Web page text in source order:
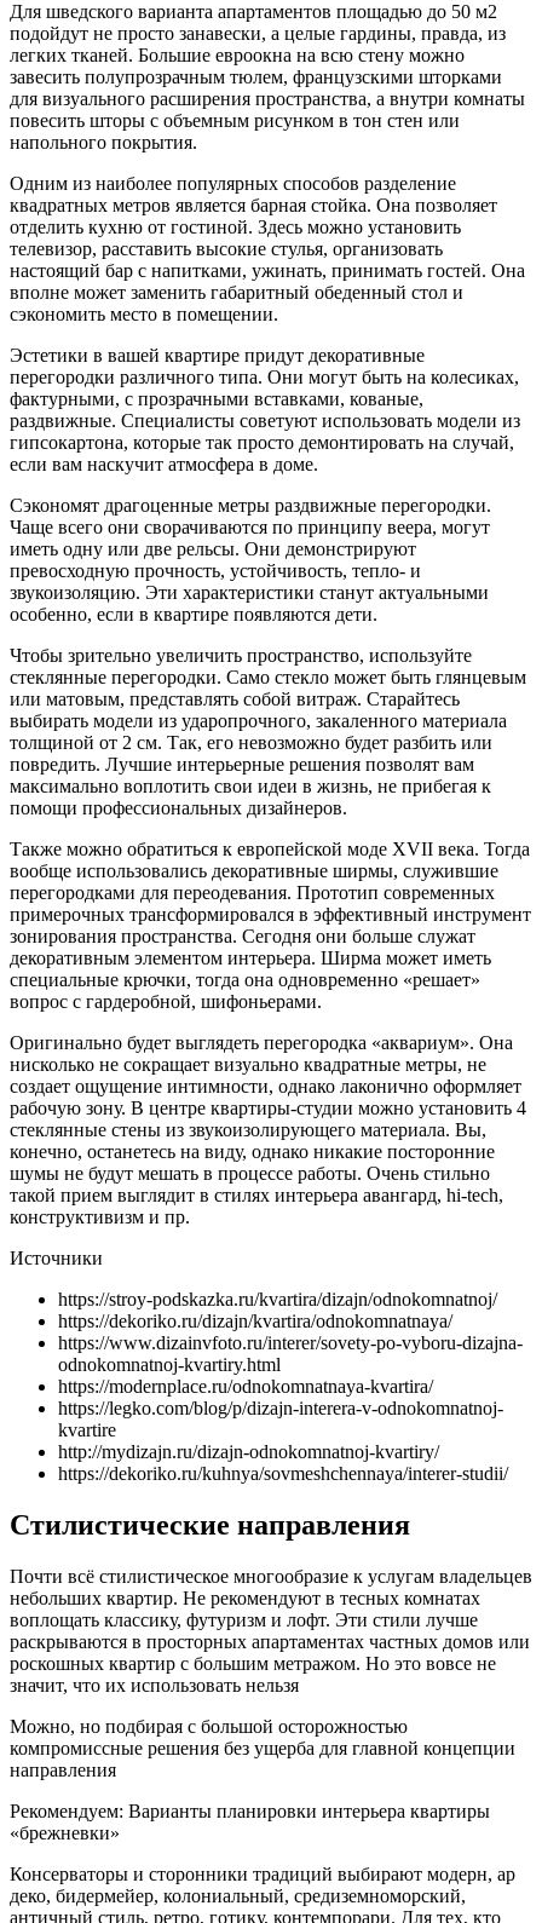
Для шведского варианта апартаментов площадью до 50 м2
подойдут не просто занавески, а целые гардины, правда, из
легких тканей. Большие евроокна на всю стену можно
завесить полупрозрачным тюлем, французскими шторками
для визуального расширения пространства, а внутри комнаты
повесить шторы с объемным рисунком в тон стен или
напольного покрытия.
Одним из наиболее популярных способов разделение
квадратных метров является барная стойка. Она позволяет
отделить кухню от гостиной. Здесь можно установить
телевизор, расставить высокие стулья, организовать
настоящий бар с напитками, ужинать, принимать гостей. Она
вполне может заменить габаритный обеденный стол и
сэкономить место в помещении.
Эстетики в вашей квартире придут декоративные
перегородки различного типа. Они могут быть на колесиках,
фактурными, с прозрачными вставками, кованые,
раздвижные. Специалисты советуют использовать модели из
гипсокартона, которые так просто демонтировать на случай,
если вам наскучит атмосфера в доме.
Сэкономят драгоценные метры раздвижные перегородки.
Чаще всего они сворачиваются по принципу веера, могут
иметь одну или две рельсы. Они демонстрируют
превосходную прочность, устойчивость, тепло- и
звукоизоляцию. Эти характеристики станут актуальными
особенно, если в квартире появляются дети.
Чтобы зрительно увеличить пространство, используйте
стеклянные перегородки. Само стекло может быть глянцевым
или матовым, представлять собой витраж. Старайтесь
выбирать модели из ударопрочного, закаленного материала
толщиной от 2 см. Так, его невозможно будет разбить или
повредить. Лучшие интерьерные решения позволят вам
максимально воплотить свои идеи в жизнь, не прибегая к
помощи профессиональных дизайнеров.
Также можно обратиться к европейской моде XVII века. Тогда
вообще использовались декоративные ширмы, служившие
перегородками для переодевания. Прототип современных
примерочных трансформировался в эффективный инструмент
зонирования пространства. Сегодня они больше служат
декоративным элементом интерьера. Ширма может иметь
специальные крючки, тогда она одновременно «решает»
вопрос с гардеробной, шифоньерами.
Оригинально будет выглядеть перегородка «аквариум». Она
нисколько не сокращает визуально квадратные метры, не
создает ощущение интимности, однако лаконично оформляет
рабочую зону. В центре квартиры-студии можно установить 4
стеклянные стены из звукоизолирующего материала. Вы,
конечно, останетесь на виду, однако никакие посторонние
шумы не будут мешать в процессе работы. Очень стильно
такой прием выглядит в стилях интерьера авангард, hi-tech,
конструктивизм и пр.
Источники
https://stroy-podskazka.ru/kvartira/dizajn/odnokomnatnoj/
https://dekoriko.ru/dizajn/kvartira/odnokomnatnaya/
https://www.dizainvfoto.ru/interer/sovety-po-vyboru-dizajna-
odnokomnatnoj-kvartiry.html
https://modernplace.ru/odnokomnatnaya-kvartira/
https://legko.com/blog/p/dizajn-interera-v-odnokomnatnoj-
kvartire
http://mydizajn.ru/dizajn-odnokomnatnoj-kvartiry/
https://dekoriko.ru/kuhnya/sovmeshchennaya/interer-studii/
Стилистические направления
Почти всё стилистическое многообразие к услугам владельцев
небольших квартир. Не рекомендуют в тесных комнатах
воплощать классику, футуризм и лофт. Эти стили лучше
раскрываются в просторных апартаментах частных домов или
роскошных квартир с большим метражом. Но это вовсе не
значит, что их использовать нельзя
Можно, но подбирая с большой осторожностью
компромиссные решения без ущерба для главной концепции
направления
Рекомендуем: Варианты планировки интерьера квартиры
«брежневки»
Консерваторы и сторонники традиций выбирают модерн, ар
деко, бидермейер, колониальный, средиземноморский,
античный стиль, ретро, готику, контемпорари. Для тех, кто